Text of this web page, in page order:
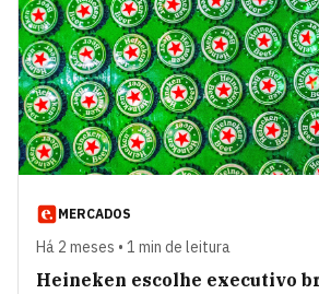
MERCADOS
Há 2 meses • 1 min de leitura
Heineken escolhe executivo